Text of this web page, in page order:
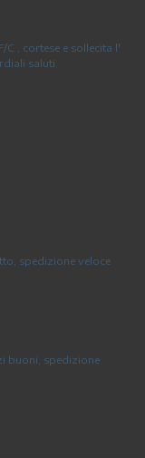
C , cortese e sollecita l'
saluti.
spedizione veloce
buoni, spedizione